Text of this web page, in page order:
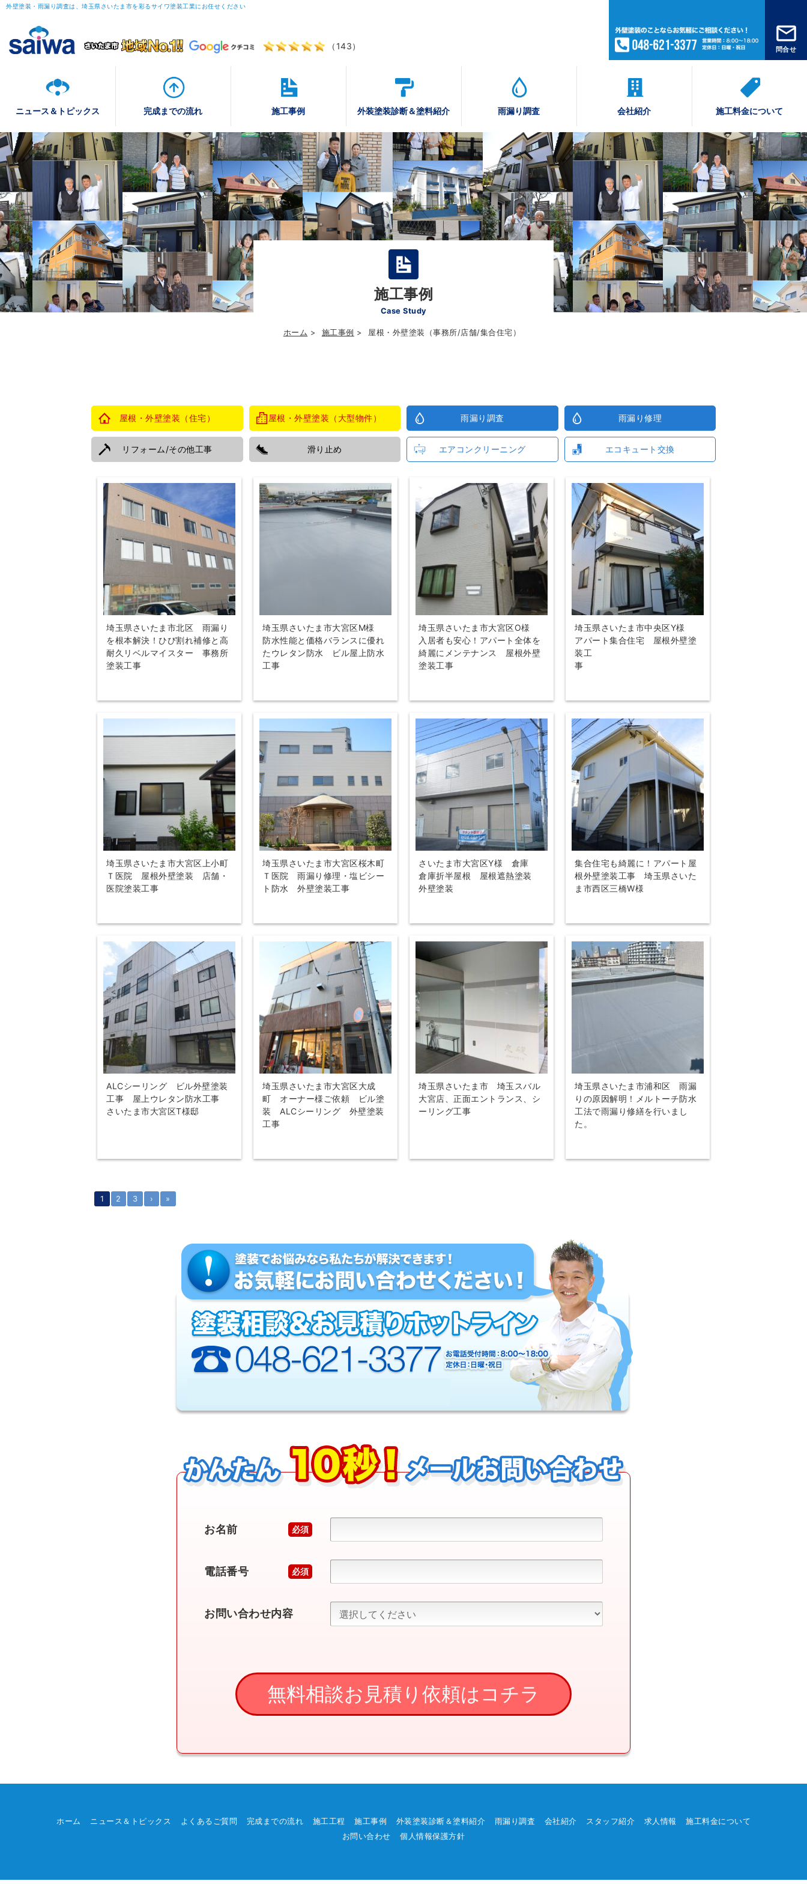
外壁塗装・雨漏り調査は、埼玉県さいたま市を彩るサイワ塗装工業にお任せください
（143） 問合せ
ニュース＆トピックス 完成までの流れ 施工事例 外装塗装診断＆塗料紹介 雨漏り調査 会社紹介 施工料金について
施工事例
Case Study
ホーム 施工事例 屋根・外壁塗装（事務所/店舗/集合住宅）
屋根・外壁塗装 （住宅） 屋根・外壁塗装 （大型物件） 雨漏り調査 雨漏り修理
リフォーム /その他工事 滑り止め エアコンクリーニング エコキュート交換
埼玉県さいたま市北区 雨漏り
を根本解決！ひび割れ補修と高
耐久リベルマイスター 事務所
塗装工事
埼玉県さいたま市大宮区M様
防水性能と価格バランスに優れ
たウレタン防水 ビル屋上防水
工事
埼玉県さいたま市大宮区O様
入居者も安心！アパート全体を
綺麗にメンテナンス 屋根外壁
塗装工事
埼玉県さいたま市中央区Y様
アパート集合住宅 屋根外壁塗
装工
埼玉県さいたま市大宮区上小町
Ｔ医院 屋根外壁塗装 店舗・
医院塗装工事
埼玉県さいたま市大宮区桜木町
Ｔ医院 雨漏り修理・塩ビシー
ト防水 外壁塗装工事
さいたま市大宮区Y様 倉庫
倉庫折半屋根 屋根遮熱塗装
外壁塗装
集合住宅も綺麗に！アパート屋
根外壁塗装工事 埼玉県さいた
ま市西区三橋W様
ALCシーリング ビル外壁塗装
工事 屋上ウレタン防水工事
さいたま市大宮区T様邸
埼玉県さいたま市大宮区大成
町 オーナー様ご依頼 ビル塗
装 ALCシーリング 外壁塗装
工事
埼玉県さいたま市 埼玉スバル
大宮店、正面エントランス、シ
ーリング工事
埼玉県さいたま市浦和区 雨漏
りの原因解明！メルトーチ防水
工法で雨漏り修繕を行いまし
た。
1 2 3 › »
お名前 必須
電話番号 必須
お問い合わせ内容
ホーム ニュース＆トピックス よくあるご質問 完成までの流れ 施工工程 施工事例 外装塗装診断＆塗料紹介 雨漏り調査 会社紹介 スタッフ紹介 求人情報
施工料金について
お問い合わせ
個人情報保護方針